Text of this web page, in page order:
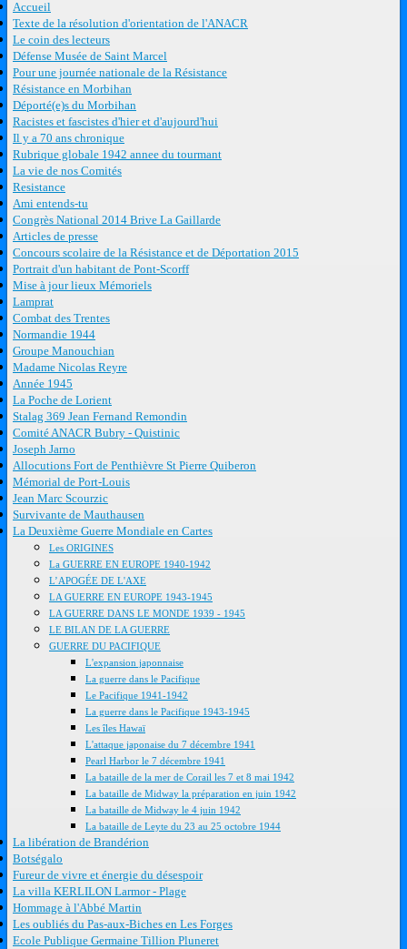
Accueil
Texte de la résolution d'orientation de l'ANACR
Le coin des lecteurs
Défense Musée de Saint Marcel
Pour une journée nationale de la Résistance
Résistance en Morbihan
Déporté(e)s du Morbihan
Racistes et fascistes d'hier et d'aujourd'hui
Il y a 70 ans chronique
Rubrique globale 1942 annee du tourmant
La vie de nos Comités
Resistance
Ami entends-tu
Congrès National 2014 Brive La Gaillarde
Articles de presse
Concours scolaire de la Résistance et de Déportation 2015
Portrait d'un habitant de Pont-Scorff
Mise à jour lieux Mémoriels
Lamprat
Combat des Trentes
Normandie 1944
Groupe Manouchian
Madame Nicolas Reyre
Année 1945
La Poche de Lorient
Stalag 369 Jean Fernand Remondin
Comité ANACR Bubry - Quistinic
Joseph Jarno
Allocutions Fort de Penthièvre St Pierre Quiberon
Mémorial de Port-Louis
Jean Marc Scourzic
Survivante de Mauthausen
La Deuxième Guerre Mondiale en Cartes
Les ORIGINES
La GUERRE EN EUROPE 1940-1942
L’APOGÉE DE L'AXE
LA GUERRE EN EUROPE 1943-1945
LA GUERRE DANS LE MONDE 1939 - 1945
LE BILAN DE LA GUERRE
GUERRE DU PACIFIQUE
L'expansion japonnaise
La guerre dans le Pacifique
Le Pacifique 1941-1942
La guerre dans le Pacifique 1943-1945
Les îles Hawaï
L'attaque japonaise du 7 décembre 1941
Pearl Harbor le 7 décembre 1941
La bataille de la mer de Corail les 7 et 8 mai 1942
La bataille de Midway la préparation en juin 1942
La bataille de Midway le 4 juin 1942
La bataille de Leyte du 23 au 25 octobre 1944
La libération de Brandérion
Botségalo
Fureur de vivre et énergie du désespoir
La villa KERLILON Larmor - Plage
Hommage à l'Abbé Martin
Les oubliés du Pas-aux-Biches en Les Forges
Ecole Publique Germaine Tillion Pluneret